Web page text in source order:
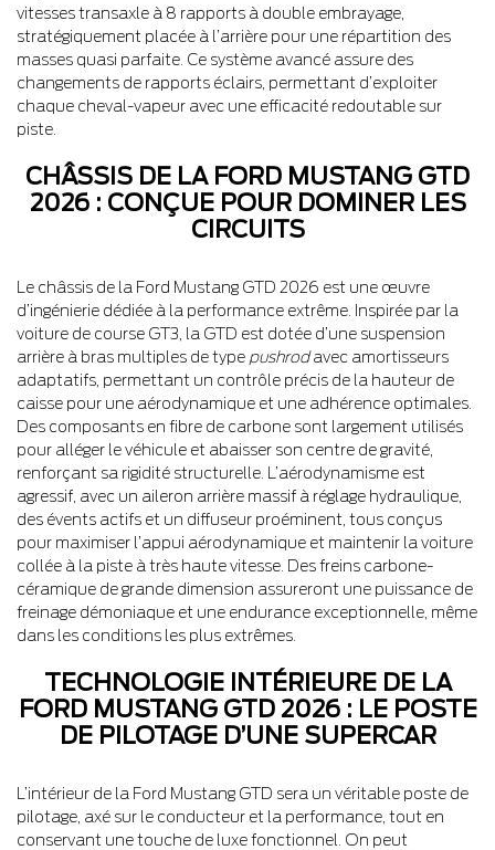
vitesses transaxle à 8 rapports à double embrayage,
stratégiquement placée à l’arrière pour une répartition des
masses quasi parfaite. Ce système avancé assure des
changements de rapports éclairs, permettant d’exploiter
chaque cheval-vapeur avec une efficacité redoutable sur
piste.
CHÂSSIS DE LA FORD MUSTANG GTD
2026 : CONÇUE POUR DOMINER LES
CIRCUITS
Le châssis de la Ford Mustang GTD 2026 est une œuvre
d’ingénierie dédiée à la performance extrême. Inspirée par la
voiture de course GT3, la GTD est dotée d’une suspension
arrière à bras multiples de type pushrodavec amortisseurs
adaptatifs, permettant un contrôle précis de la hauteur de
caisse pour une aérodynamique et une adhérence optimales.
Des composants en fibre de carbone sont largement utilisés
pour alléger le véhicule et abaisser son centre de gravité,
renforçant sa rigidité structurelle. L’aérodynamisme est
agressif, avec un aileron arrière massif à réglage hydraulique,
des évents actifs et un diffuseur proéminent, tous conçus
pour maximiser l’appui aérodynamique et maintenir la voiture
collée à la piste à très haute vitesse. Des freins carbone-
céramique de grande dimension assureront une puissance de
freinage démoniaque et une endurance exceptionnelle, même
dans les conditions les plus extrêmes.
TECHNOLOGIE INTÉRIEURE DE LA
FORD MUSTANG GTD 2026 : LE POSTE
DE PILOTAGE D’UNE SUPERCAR
L’intérieur de la Ford Mustang GTD sera un véritable poste de
pilotage, axé sur le conducteur et la performance, tout en
conservant une touche de luxe fonctionnel. On peut